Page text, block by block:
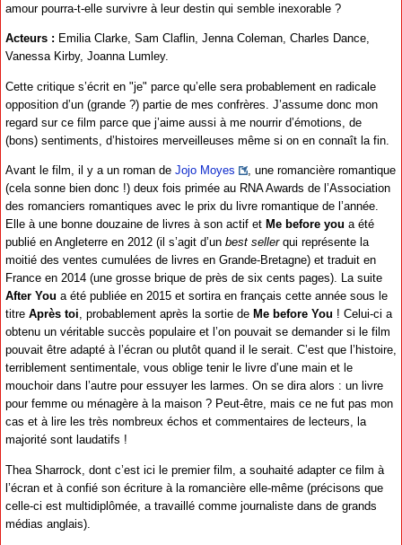
amour pourra-t-elle survivre à leur destin qui semble inexorable ?
Acteurs : Emilia Clarke, Sam Claflin, Jenna Coleman, Charles Dance,
Vanessa Kirby, Joanna Lumley.
Cette critique s’écrit en "je" parce qu’elle sera probablement en radicale
opposition d’un (grande ?) partie de mes confrères. J’assume donc mon
regard sur ce film parce que j’aime aussi à me nourrir d’émotions, de
(bons) sentiments, d’histoires merveilleuses même si on en connaît la fin.
Avant le film, il y a un roman de Jojo Moyes
, une romancière romantique
(cela sonne bien donc !) deux fois primée au RNA Awards de l’Association
des romanciers romantiques avec le prix du livre romantique de l’année.
Elle à une bonne douzaine de livres à son actif et Me before you a été
publié en Angleterre en 2012 (il s’agit d’un best sellerqui représente la
moitié des ventes cumulées de livres en Grande-Bretagne) et traduit en
France en 2014 (une grosse brique de près de six cents pages). La suite
After You a été publiée en 2015 et sortira en français cette année sous le
titre Après toi, probablement après la sortie de Me before You ! Celui-ci a
obtenu un véritable succès populaire et l’on pouvait se demander si le film
pouvait être adapté à l’écran ou plutôt quand il le serait. C’est que l’histoire,
terriblement sentimentale, vous oblige tenir le livre d’une main et le
mouchoir dans l’autre pour essuyer les larmes. On se dira alors : un livre
pour femme ou ménagère à la maison ? Peut-être, mais ce ne fut pas mon
cas et à lire les très nombreux échos et commentaires de lecteurs, la
majorité sont laudatifs !
Thea Sharrock, dont c’est ici le premier film, a souhaité adapter ce film à
l’écran et à confié son écriture à la romancière elle-même (précisons que
celle-ci est multidiplômée, a travaillé comme journaliste dans de grands
médias anglais).